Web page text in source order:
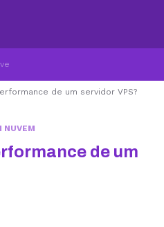
de um servidor VPS?
NUVEM
de um